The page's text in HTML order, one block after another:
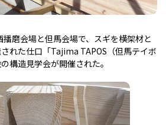
磨会場と但馬会場で、スギを横架材と
れた仕口「Tajima TAPOS（但馬テイボ
構造見学会が開催された。